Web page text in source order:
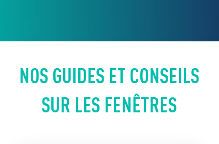
NOS GUIDES ET CONSEILS
SUR LES FENÊTRES